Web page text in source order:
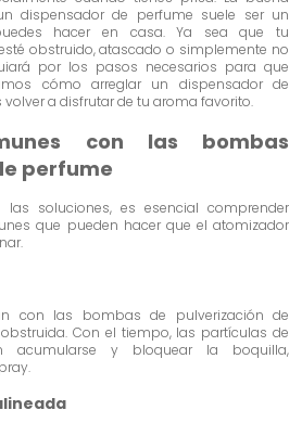
dispensador de perfume suele ser un
hacer en casa. Ya sea que tu
obstruido, atascado o simplemente no
por los pasos necesarios para que
cómo arreglar un dispensador de
a disfrutar de tu aroma favorito.
con las bombas
perfume
soluciones, es esencial comprender
que pueden hacer que el atomizador
con las bombas de pulverización de
Con el tiempo, las partículas de
acumularse y bloquear la boquilla,